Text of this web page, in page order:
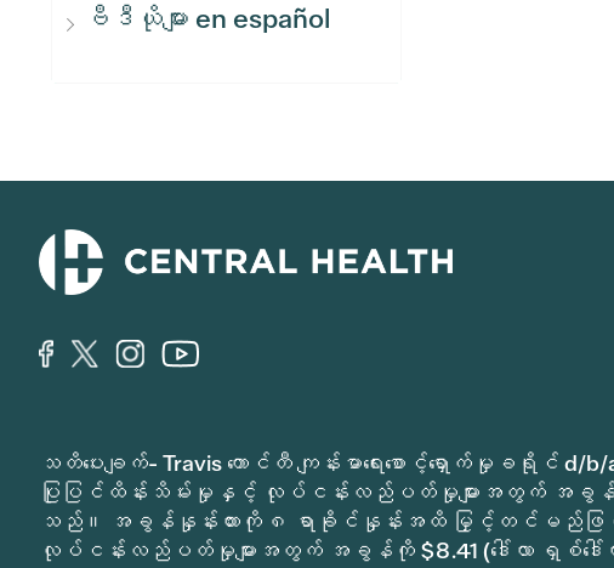
ဗီဒီယိုများ en español
သတိပေးချက်- Travis ကောင်တီ ကျန်းမာရေးစောင့်ရှောက်မှုခ
ပြုပြင်ထိန်းသိမ်းမှုနှင့် လုပ်ငန်းလည်ပတ်မှုများအတွက် အ
သည်။ အခွန်နှုန်းထားကို ၈ ရာခိုင်နှုန်းအထိ မြှင့်တင်မည်ဖြ
လုပ်ငန်းလည်ပတ်မှုများအတွက် အခွန်ကို $8.41 (ဒေါ်လာ ရှစ်